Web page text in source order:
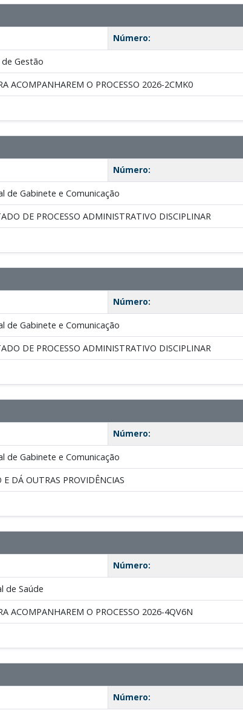
Número:
de Gestão
ACOMPANHAREM O PROCESSO 2026-2CMK0
Número:
de Gabinete e Comunicação
DE PROCESSO ADMINISTRATIVO DISCIPLINAR
Número:
de Gabinete e Comunicação
DE PROCESSO ADMINISTRATIVO DISCIPLINAR
Número:
de Gabinete e Comunicação
DÁ OUTRAS PROVIDÊNCIAS
Número:
de Saúde
ACOMPANHAREM O PROCESSO 2026-4QV6N
Número: